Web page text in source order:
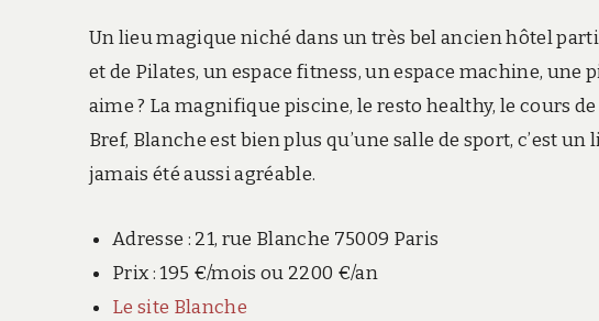
Un lieu magique niché dans un très bel ancien hôtel
et de Pilates, un espace fitness, un espace machine, une
aime ? La magnifique piscine, le resto healthy, le cours
Bref, Blanche est bien plus qu’une salle de sport, c’est
jamais été aussi agréable.
Adresse : 21, rue Blanche 75009 Paris
Prix : 195 €/mois ou 2200 €/an
Le site Blanche